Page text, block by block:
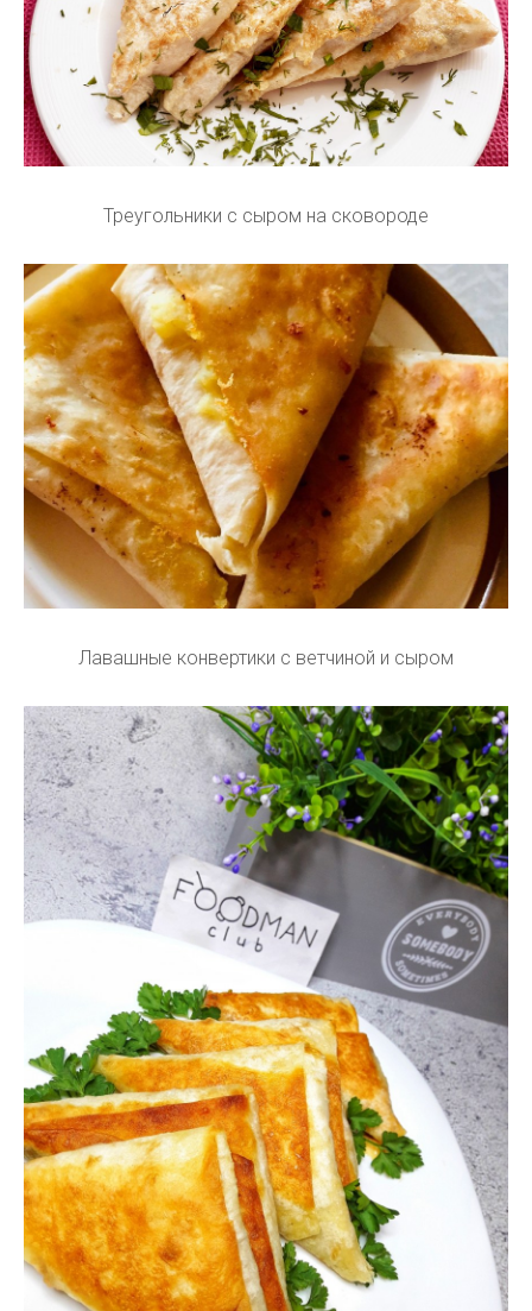
Треугольники с сыром на сковороде
Лавашные конвертики с ветчиной и сыром